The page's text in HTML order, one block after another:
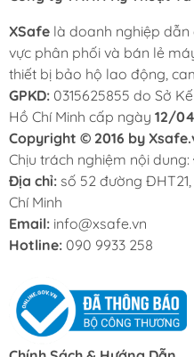
XSafe là doanh nghiệp
vực phân phối và bán lẻ
thiết bị bảo hộ lao động,
GPKD: 0315625855 do Sở
Hồ Chí Minh cấp ngày 12/
Copyright © 2016 by
Chịu trách nghiệm nội dung:
Địa chỉ: số 52 đường
Chí Minh
Email: info@xsafe.vn
Hotline: 090 9933 258